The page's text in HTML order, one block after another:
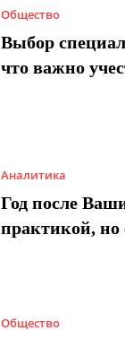
Общество
Выбор
что важно
Аналитика
Год после
практикой, но
Общество